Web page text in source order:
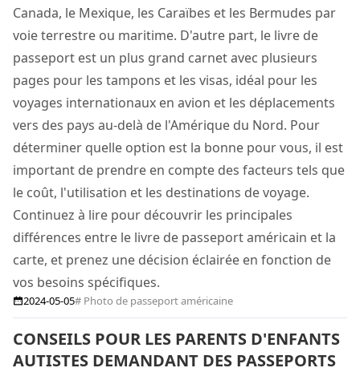
Canada, le Mexique, les Caraïbes et les Bermudes par
voie terrestre ou maritime. D'autre part, le livre de
passeport est un plus grand carnet avec plusieurs
pages pour les tampons et les visas, idéal pour les
voyages internationaux en avion et les déplacements
vers des pays au-delà de l'Amérique du Nord. Pour
déterminer quelle option est la bonne pour vous, il est
important de prendre en compte des facteurs tels que
le coût, l'utilisation et les destinations de voyage.
Continuez à lire pour découvrir les principales
différences entre le livre de passeport américain et la
carte, et prenez une décision éclairée en fonction de
vos besoins spécifiques.
2024-05-05# Photo de passeport américaine
CONSEILS POUR LES PARENTS D'ENFANTS
AUTISTES DEMANDANT DES PASSEPORTS